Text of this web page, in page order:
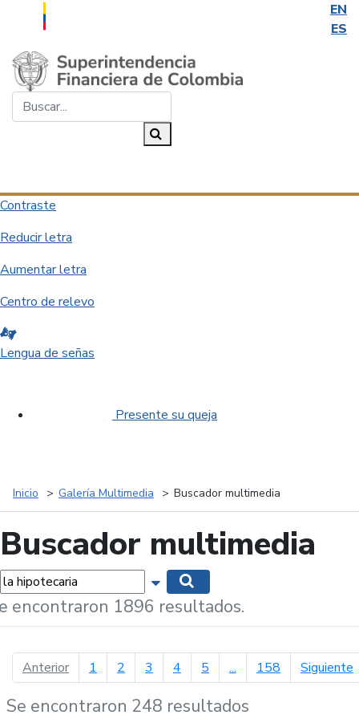
EN
ES
Saltar al contenido principal
Contraste
Reducir letra
Aumentar letra
Centro de relevo
Lengua de señas
Presente su queja
Inicio Galería Multimedia Buscador multimedia
Buscador multimedia
Mostrar opciones de búsqueda
encontraron 1896 resultados.
Anteriorpágina anterior
1 2 3 4 5 ... 158 Siguiente
Se encontraron 248 resultados